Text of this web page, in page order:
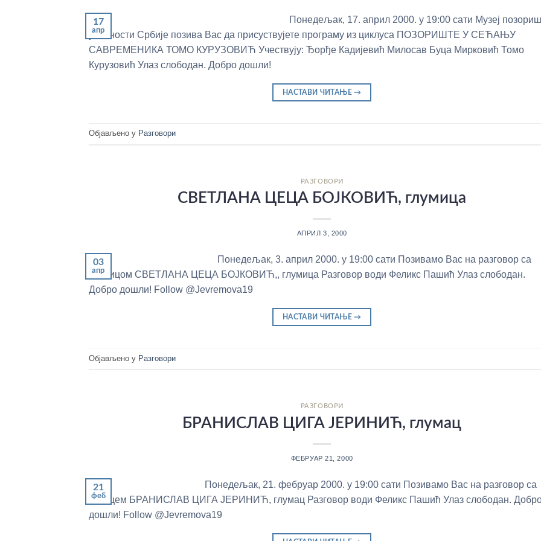
17
апр
Понедељак, 17. април 2000. у 19:00 сати Музеј
уметности Србије позива Вас да присуствујете програму из циклуса ПОЗОРИШТЕ У СЕЋАЊУ
САВРЕМЕНИКА ТОМО КУРУЗОВИЋ Учествују: Ђорђе Кадијевић Милосав Буца Мирковић Томо
Курузовић Улаз слободан. Добро дошли!
НАСТАВИ ЧИТАЊЕ→
Објављено у Разговори
РАЗГОВОРИ
СВЕТЛАНА ЦЕЦА БОЈКОВИЋ, глумица
АПРИЛ 3, 2000
03
апр
Понедељак, 3. април 2000. у 19:00 сати Позивамо Вас на разговор са
глумицом СВЕТЛАНА ЦЕЦА БОЈКОВИЋ,, глумица Разговор води Феликс Пашић Улаз слободан.
Добро дошли! Follow @Jevremova19
НАСТАВИ ЧИТАЊЕ→
Објављено у Разговори
РАЗГОВОРИ
БРАНИСЛАВ ЦИГА ЈЕРИНИЋ, глумац
ФЕБРУАР 21, 2000
21
феб
Понедељак, 21. фебруар 2000. у 19:00 сати Позивамо Вас на разговор са
глумцем БРАНИСЛАВ ЦИГА ЈЕРИНИЋ, глумац Разговор води Феликс Пашић Улаз слободан.
дошли! Follow @Jevremova19